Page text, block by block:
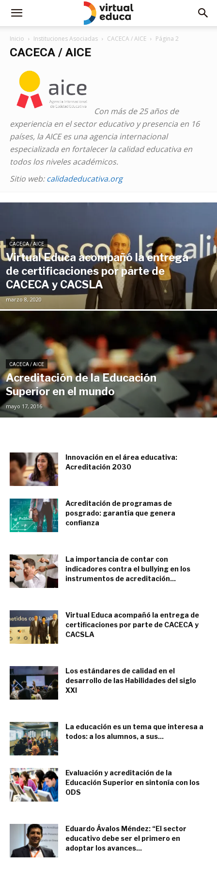
Inicio Instituciones Asociadas CACECA / AICE Página 2
CACECA / AICE
Con más de 25 años de
experiencia en el sector educativo y presencia en 16
países, la AICE es una agencia internacional
especializada en fortalecer la calidad educativa en
todos los niveles académicos.
Sitio web:calidadeducativa.org
CACECA / AICE
Virtual Educa acompañó la entrega
de certificaciones por parte de
CACECA y CACSLA
marzo 8, 2020
CACECA / AICE
Acreditación de la Educación
Superior en el mundo
mayo 17, 2016
Innovación en el área educativa:
Acreditación 2030
Acreditación de programas de
posgrado: garantía que genera
confianza
La importancia de contar con
indicadores contra el bullying en los
instrumentos de acreditación...
Virtual Educa acompañó la entrega de
certificaciones por parte de CACECA y
CACSLA
Los estándares de calidad en el
desarrollo de las Habilidades del siglo
XXI
La educación es un tema que interesa a
todos: a los alumnos, a sus...
Evaluación y acreditación de la
Educación Superior en sintonía con los
ODS
Eduardo Ávalos Méndez: “El sector
educativo debe ser el primero en
adoptar los avances...